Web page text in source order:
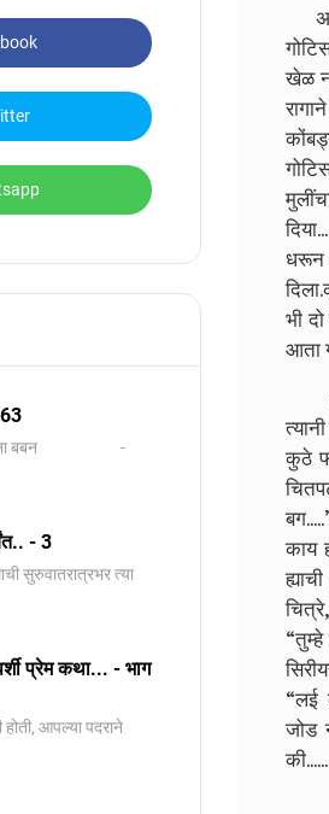
63
रचना बबन -
- 3
सुरुवातरात्रभर त्या
प्रेम कथा... - भाग
आपल्या पदराने
खेळ
धरून
भी
आता
कुठे
काय
“लई
जोड